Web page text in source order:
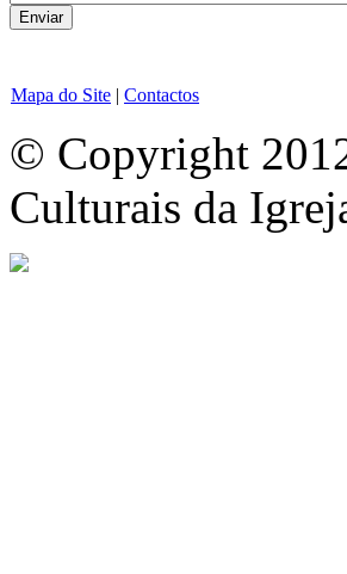
Mapa do Site | Contactos
© Copyright
Culturais da